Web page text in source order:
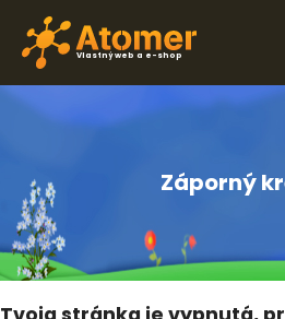
Vlastný web a e-shop
Záporný